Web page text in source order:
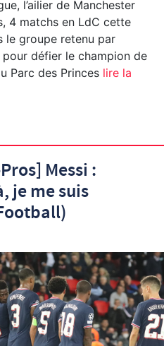
l’ailier de Manchester
4 matchs en LdC cette
le groupe retenu par
pour défier le champion de
Parc des Princes lire la
Messi :
je me suis